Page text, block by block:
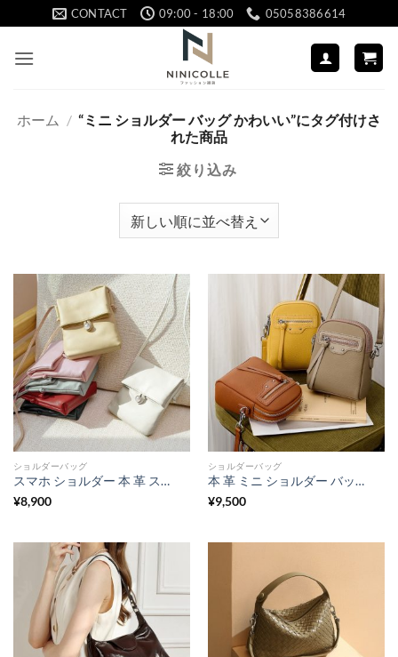
to
content
CONTACT 09:00 - 18:00 05058386614
ホーム / “ミニ ショルダー バッグ かわいい”にタグ付けさ
れた商品
絞り込み
ショルダーバッグ
スマホ ショルダー 本 革 スマホ ポシェット 縦 型 本 革 スマホ ショルダー 革 製 スマホポーチ 革 レディース ミニポシェット 縦型 本 革 ミニ バッグ レディース リアル レザー ミニ ショルダー バッグ
¥8,900
ショルダーバッグ
本 革 ミニ ショルダー バッグ レディース 牛革 スマホ ショルダー スマホ ポシェット 人気 バッグ ちょっとした お出かけ 本 革 ミニ バッグ レディース マザーズ バッグ ショルダー 50 代 斜 めがけ バッグ レディース
¥9,500